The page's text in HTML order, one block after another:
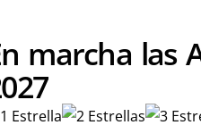
marcha las